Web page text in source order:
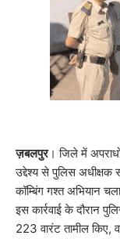
ज़बलपुर। जिले में
उद्देश्य से पुलिस अधीक्षक
कॉम्बिंग गश्त अभियान
इस कार्रवाई के दौरान
223 वारंट तामील किए,